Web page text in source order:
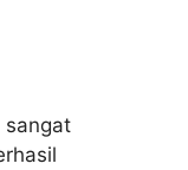
sangat